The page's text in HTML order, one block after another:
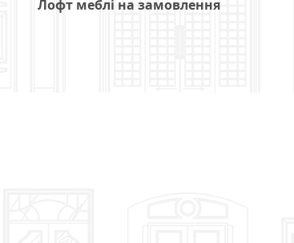
Лофт меблі на замовлення